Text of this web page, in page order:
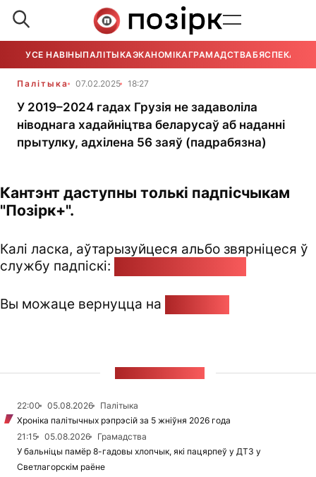
УСЕ НАВІНЫПАЛІТЫКАЭКАНОМІКАГРАМАДСТВАБЯСПЕКА
Палітыка 07.02.2025 18:27
У 2019–2024 гадах Грузія не задаволіла
ніводнага хадайніцтва беларусаў аб наданні
прытулку, адхілена 56 заяў (падрабязна)
Кантэнт даступны толькі падпісчыкам
"Позірк+".
Калі ласка, аўтарызуйцеся альбо звярніцеся ў
службу падпіскі:
Вы можаце вернуцца на
22:00 05.08.2026
Палітыка
Хроніка палітычных рэпрэсій за 5 жніўня 2026 года
21:15
05.08.2026
Грамадства
У бальніцы памёр 8-гадовы хлопчык, які пацярпеў у ДТЗ у
Светлагорскім раёне